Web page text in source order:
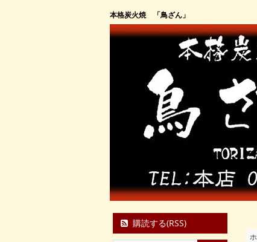
本格炭火焼 「鳥ざん」
購読する(RSS)